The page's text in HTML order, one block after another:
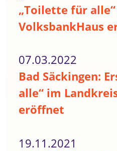
„Toilette für
VolksbankHaus
07.03.2022
Bad Säckingen:
alle“ im
eröffnet
19.11.2021